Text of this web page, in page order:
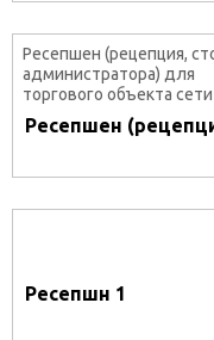
Ресепшен
Ресепшен (рецепция,
администратора) для
торгового объекта
Ресепшн 1